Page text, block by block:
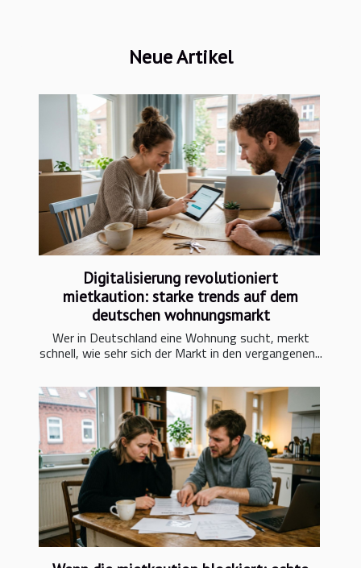
Neue Artikel
Digitalisierung revolutioniert
mietkaution: starke trends auf dem
deutschen wohnungsmarkt
Wer in Deutschland eine Wohnung sucht, merkt
schnell, wie sehr sich der Markt in den vergangenen...